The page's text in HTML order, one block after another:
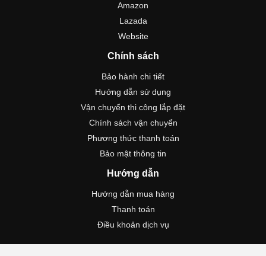
Amazon
Lazada
Website
Chính sách
Bảo hành chi tiết
Hướng dẫn sử dụng
Vận chuyển thi công lắp đặt
Chính sách vận chuyển
Phương thức thanh toán
Bảo mật thông tin
Hướng dẫn
Hướng dẫn mua hàng
Thanh toán
Điều khoản dịch vụ